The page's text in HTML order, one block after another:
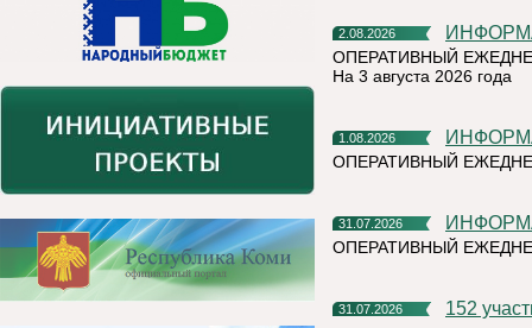
2.08.2026
ОПЕРАТИВНЫЙ
На 3 августа 2026 года
1.08.2026
ОПЕРАТИВНЫЙ
31.07.2026
ОПЕРАТИВНЫЙ
31.07.2026 152